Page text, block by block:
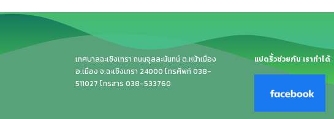
เทศบาลฉะเชิงเทรา ถนนจุลละนันทน์ ต.หน้าเมือง
อ.เมือง จ.ฉะเชิงเทรา 24000 โทรศัพท์ 038-
511027 โทรสาร 038-533760
แปดริ้วช่วยกัน เราทำได้